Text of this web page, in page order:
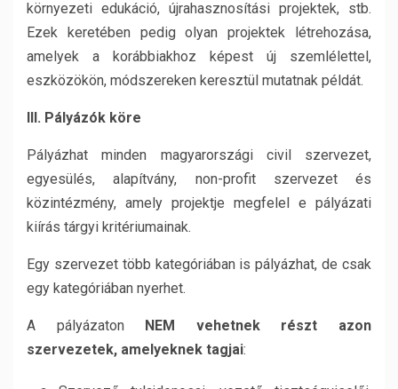
környezeti edukáció, újrahasznosítási projektek, stb.
Ezek keretében pedig olyan projektek létrehozása,
amelyek a korábbiakhoz képest új szemlélettel,
eszközökön, módszereken keresztül mutatnak példát.
III. Pályázók köre
Pályázhat minden magyarországi civil szervezet,
egyesülés, alapítvány, non-profit szervezet és
közintézmény, amely projektje megfelel e pályázati
kiírás tárgyi kritériumainak.
Egy szervezet több kategóriában is pályázhat, de csak
egy kategóriában nyerhet.
A pályázaton NEM vehetnek részt azon
szervezetek, amelyeknek tagjai: